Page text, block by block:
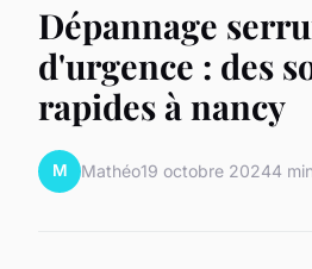
Dépannage
d'urgence : des
rapides à nancy
M Mathéo19 octobre 20244